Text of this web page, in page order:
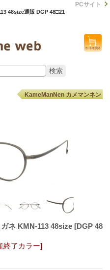
48size通販 DGP 48□21
PCサイト
KameManNen カメマンネン
ネ KMN-113 48size [DGP 48
終了カラー]